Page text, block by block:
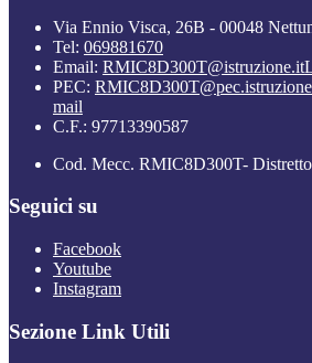
Via Ennio Visca, 26B - 00048
Tel: 069881670
Email: RMIC8D300T@istruzione.it
PEC:
mail
C.F.: 97713390587
Cod. Mecc. RMIC8D300T-
Seguici su
Facebook
Youtube
Instagram
Sezione Link Utili